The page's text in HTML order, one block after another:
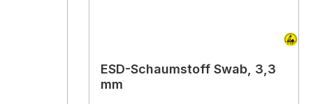
ESD-Schaumstoff Swab, 3,3
mm